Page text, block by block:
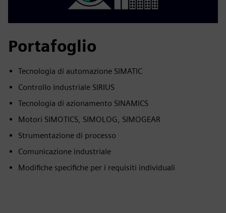
Portafoglio
Tecnologia di automazione SIMATIC
Controllo industriale SIRIUS
Tecnologia di azionamento SINAMICS
Motori SIMOTICS, SIMOLOG, SIMOGEAR
Strumentazione di processo
Comunicazione industriale
Modifiche specifiche per i requisiti individuali